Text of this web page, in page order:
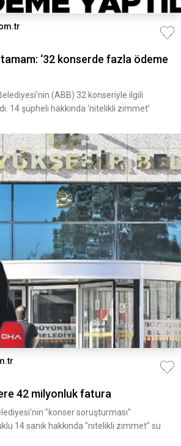
‘32 konserde fazla ödeme
(ABB) 32 konseriyle ilgili
14 şüpheli hakkında ‘nitelikli zimmet’
42 milyonluk fatura
"konser soruşturması"
14 sanık hakkında "nitelikli zimmet" su